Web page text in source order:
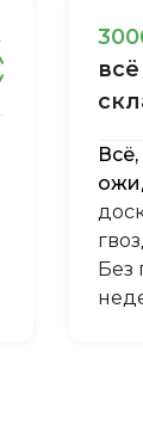
Без